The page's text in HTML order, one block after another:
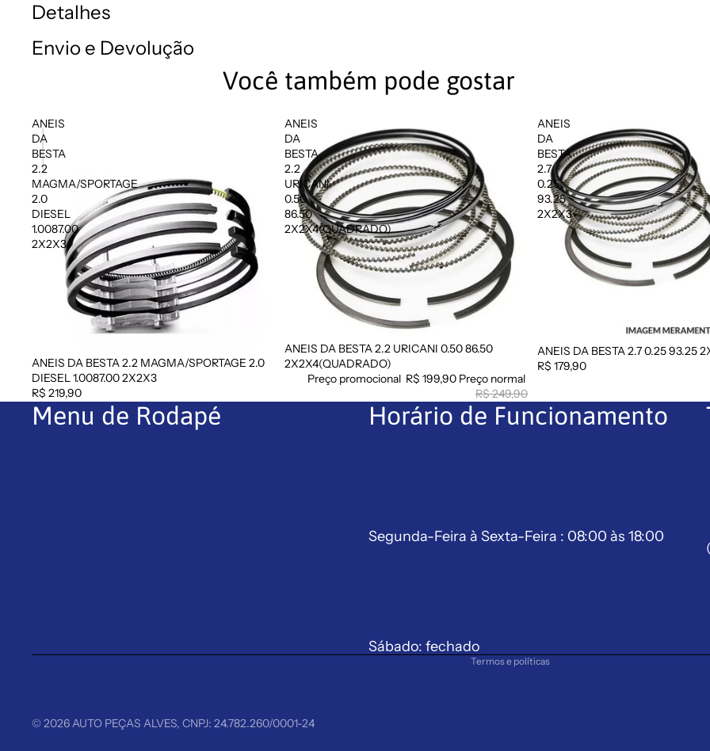
Detalhes
Envio e Devolução
Você também pode gostar
ANEIS
DA
BESTA
2.2
MAGMA/SPORTAGE
2.0
DIESEL
1.0087.00
2X2X3
ANEIS DA BESTA 2.2 MAGMA/SPORTAGE 2.0
DIESEL 1.0087.00 2X2X3
R$ 219,90
ANEIS
DA
BESTA
2.2
URICANI
0.50
86.50
2X2X4(QUADRADO)
Promoção
ANEIS DA BESTA 2.2 URICANI 0.50 86.50
2X2X4(QUADRADO)
Preço promocional R$ 199,90 Preço normal
R$ 249,90
ANEIS
DA
BESTA
2.7
0.25
93.25
2X2X3
ANEIS DA BESTA 2.7 0.25 93.25
R$ 179,90
Menu de Rodapé Horário de Funcionamento
Segunda-Feira à Sexta-Feira : 08:00 às 18:00
Sábado: fechado
© 2026AUTO PEÇAS ALVES, CNPJ: 24.782.260/0001-24
Termos e políticas
Política de reembolso